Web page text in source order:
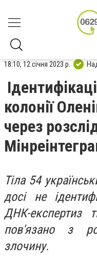
18:10, 12 січня 2023 р.
колонії
через
Тіла 54
досі не
ДНК-експертиз
пов'язано з
злочину.